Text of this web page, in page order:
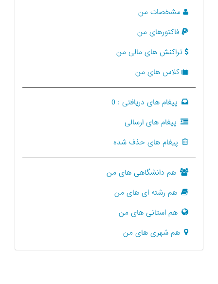
مشخصات من
فاکتورهای من
تراکنش های مالی من
کلاس های من
پیغام های دریافتی : 0
پیغام های ارسالی
پیغام های حذف شده
هم دانشگاهی های من
هم رشته ای های من
هم استانی های من
هم شهری های من